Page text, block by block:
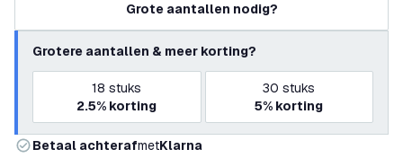
Grote aantallen nodig?
Grotere aantallen & meer korting?
18 stuks
2.5% korting
30 stuks
5% korting
Betaal achterafmetKlarna